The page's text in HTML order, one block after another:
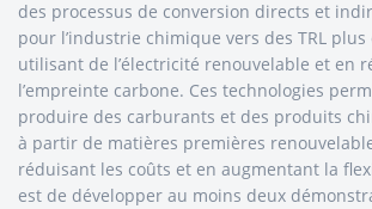
des processus de conversion directs et
pour l’industrie chimique vers des TRL plus
utilisant de l’électricité renouvelable et en
l’empreinte carbone. Ces technologies
produire des carburants et des produits
à partir de matières premières
réduisant les coûts et en augmentant la
est de développer au moins deux